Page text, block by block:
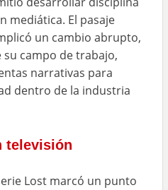
mediática. El pasaje
un cambio abrupto,
campo de trabajo,
narrativas para
dentro de la industria
televisión
Lost marcó un punto